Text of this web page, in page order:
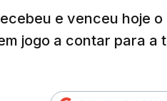
e venceu hoje o
jogo a contar para a